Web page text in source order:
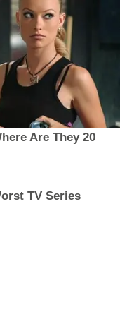
Are They 20
TV Series